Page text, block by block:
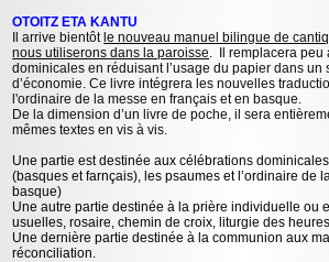
OTOITZ ETA KANTU
Il arrive bientôtle nouveau manuel bilingue de
nous utiliserons dans la paroisse . Il remplacera
dominicales en réduisant l’usage du papier dans un
d’économie. Ce livre intégrera les nouvelles
l'ordinaire de la messe en français et en basque.
De la dimension d’un livre de poche, il sera
mêmes textes en vis à vis.
Une partie est destinée aux célébrations
(basques et farnçais), les psaumes et l’ordinaire de
basque)
Une autre partie destinée à la prière individuelle ou
usuelles, rosaire, chemin de croix, liturgie des heures
Une dernière partie destinée à la communion aux
réconciliation.